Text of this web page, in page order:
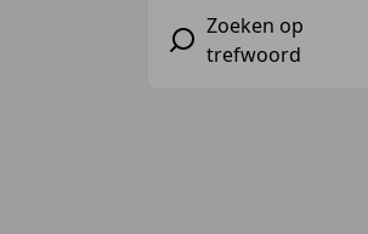
Zoeken op
trefwoord